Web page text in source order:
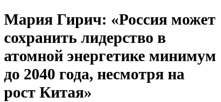
Мария Гирич: «Россия может
сохранить лидерство в
атомной энергетике минимум
до 2040 года, несмотря на
рост Китая»